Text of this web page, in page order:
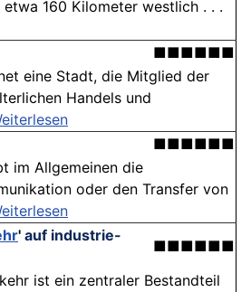
160 Kilometer westlich . . .
■■■■■■
eine Stadt, die Mitglied der
Handels und
■■■■■■
im Allgemeinen die
oder den Transfer von
' auf industrie-
■■■■■■
ist ein zentraler Bestandteil